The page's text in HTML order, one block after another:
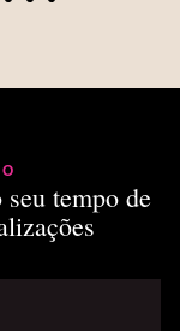
tempo de